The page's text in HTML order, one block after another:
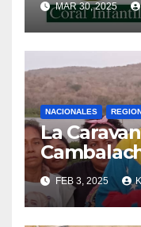
MAR 30, 2025
NACIONALES
La
FEB 3, 2025